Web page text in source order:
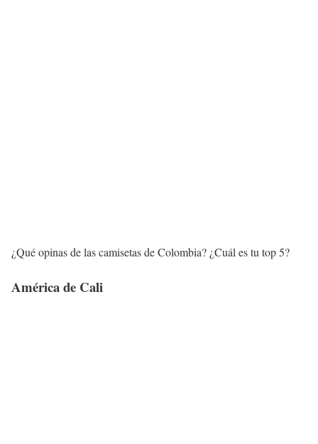
¿Qué opinas de las camisetas de Colombia? ¿Cuál es tu top 5?
América de Cali